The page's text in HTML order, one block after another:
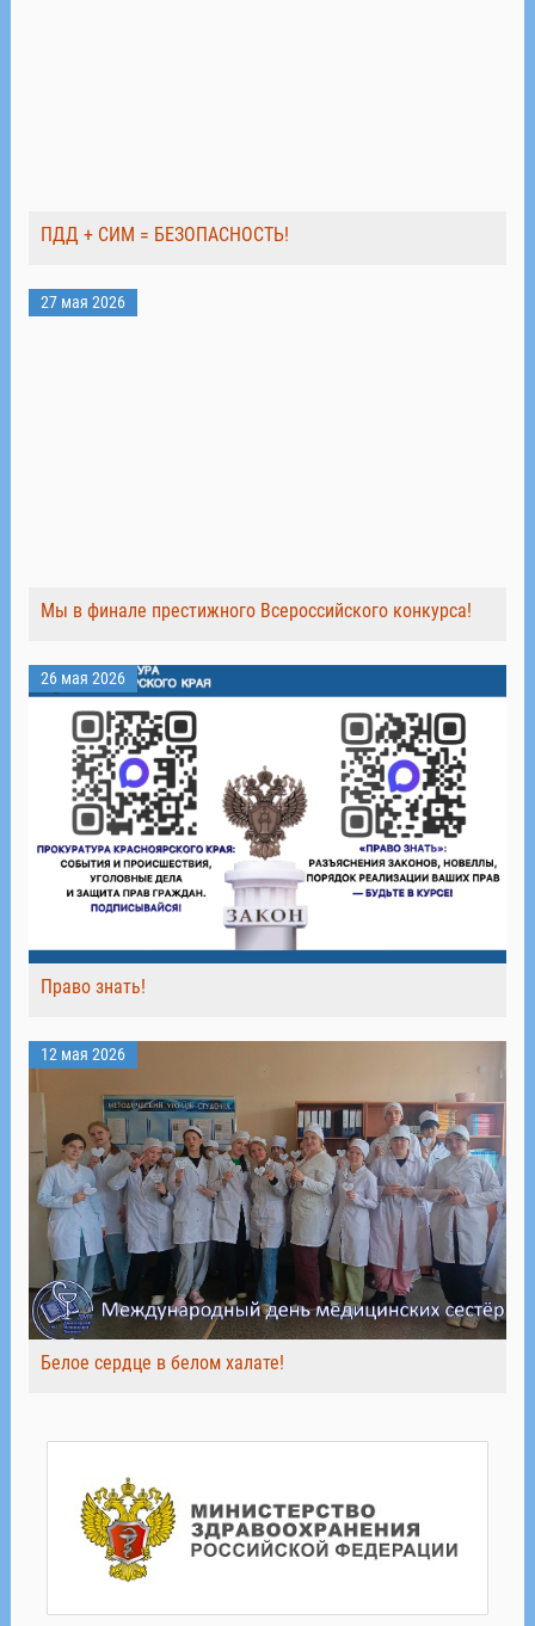
ПДД + СИМ = БЕЗОПАСНОСТЬ!
27 мая 2026
Мы в финале престижного Всероссийского конкурса!
26 мая 2026
Право знать!
12 мая 2026
Белое сердце в белом халате!